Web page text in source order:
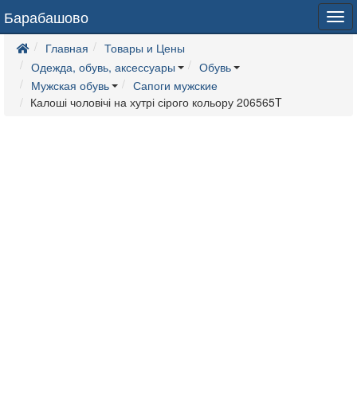
Барабашово
Главная
Товары и Цены
Одежда, обувь, аксессуары
Обувь
Мужская обувь
Сапоги мужские
Калоші чоловічі на хутрі сірого кольору 206565T